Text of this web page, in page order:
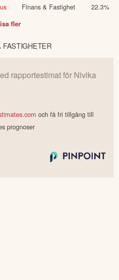
Finans & Fastighet 22.3%
fler
FASTIGHETER
rapportestimat för Nivika
och få fri tillgång till
prognoser